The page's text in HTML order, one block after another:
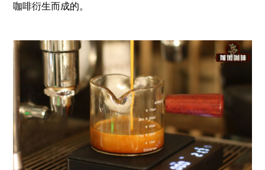
咖啡衍生而成的。